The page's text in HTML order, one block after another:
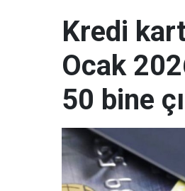
Kredi
Ocak
50 bine